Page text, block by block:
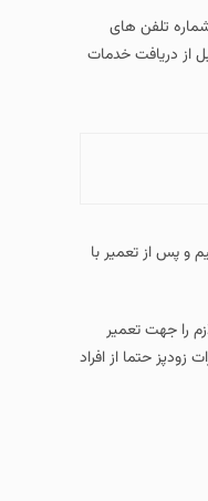
از دریافت خدمات
و پس از تعمیر با
را جهت تعمیر
حتما از افراد